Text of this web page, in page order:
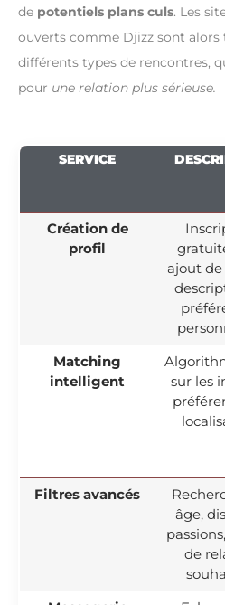
de potentiels plans culs. Les
ouverts comme Djizz sont alors
différents types de rencontres,
pour une relation plus sérieuse.
SERVICE
Création de
profil
ajout de
Matching
intelligent
sur les
Filtres avancés
âge,
de